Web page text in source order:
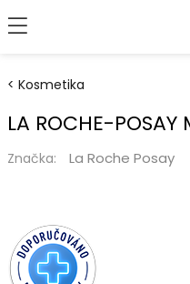
Kosmetika
LA ROCHE-POSAY
Značka: La Roche Posay